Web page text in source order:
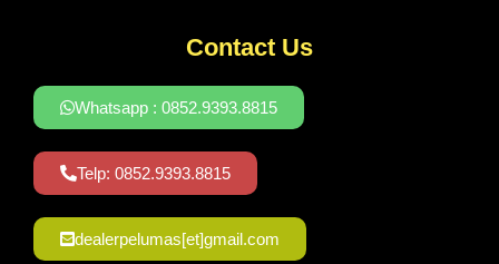
Contact Us
Whatsapp : 0852.9393.8815
Telp: 0852.9393.8815
dealerpelumas[et]gmail.com